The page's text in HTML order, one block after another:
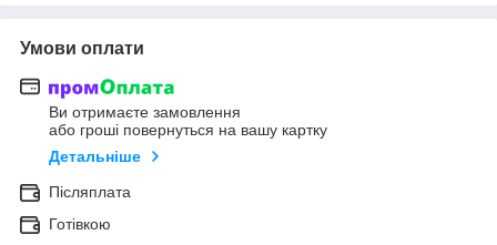
Умови оплати
Ви отримаєте замовлення
або гроші повернуться на вашу картку
Детальніше
Післяплата
Готівкою